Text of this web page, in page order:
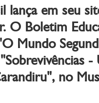
lança em seu
O Boletim
Mundo
no